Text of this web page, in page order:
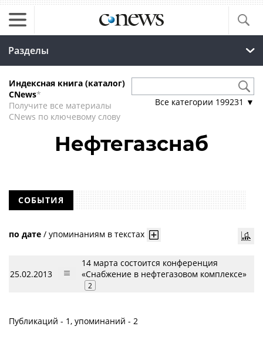
Разделы
Индексная книга (каталог)
CNews*
Получите все материалы
CNews по ключевому слову
Все категории 199231 ▼
Нефтегазснаб
СОБЫТИЯ
по дате / упоминаниям в текстах
25.02.2013
14 марта состоится конференция
«Снабжение в нефтегазовом комплексе»
2
Публикаций - 1, упоминаний - 2